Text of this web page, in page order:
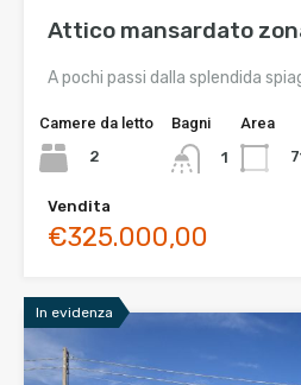
Attico mansardato
A pochi passi dalla splendida
Camere da letto
2
Bagni
1
Area
Vendita
€325.000,00
In evidenza